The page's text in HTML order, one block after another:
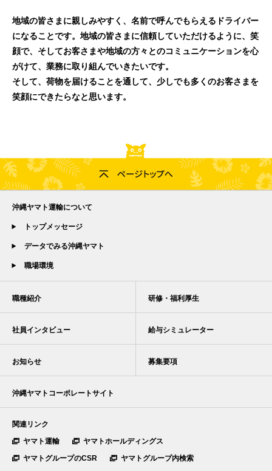
地域の皆さまに親しみやすく、名前で呼んでもらえるドライバー
になることです。地域の皆さまに信頼していただけるように、笑
顔で、そしてお客さまや地域の方々とのコミュニケーションを心
がけて、業務に取り組んでいきたいです。
そして、荷物を届けることを通して、少しでも多くのお客さまを
笑顔にできたらなと思います。
沖縄ヤマト運輸について
トップメッセージ
データでみる沖縄ヤマト
職場環境
職種紹介 研修・福利厚生
社員インタビュー 給与シミュレーター
お知らせ 募集要項
沖縄ヤマトコーポレートサイト
関連リンク
ヤマト運輸
ヤマトホールディングス
ヤマトグループのCSR
ヤマトグループ内検索